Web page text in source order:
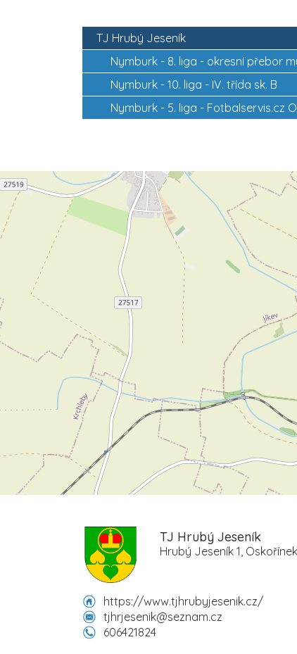
TJ Hrubý Jeseník
Nymburk - 8. liga - okresní přebor
Nymburk - 10. liga - IV. třída sk. B
Nymburk - 5. liga - Fotbalservis.cz
TJ Hrubý Jeseník
Hrubý Jeseník 1,
https://www.tjhrubyjesenik.cz/
tjhrjesenik@seznam.cz
606421824